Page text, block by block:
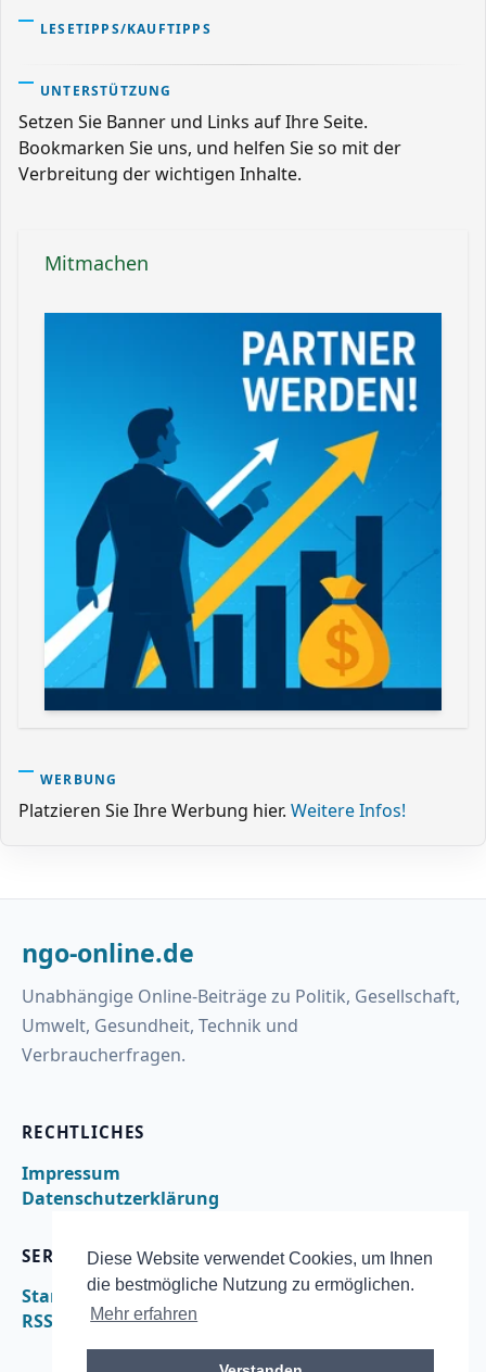
Diese Website verwendet Cookies, um Ihnen
die bestmögliche Nutzung zu ermöglichen.
Mehr erfahren
LESETIPPS/KAUFTIPPS
UNTERSTÜTZUNG
Setzen Sie Banner und Links auf Ihre Seite.
Bookmarken Sie uns, und helfen Sie so mit der
Verbreitung der wichtigen Inhalte.
Mitmachen
WERBUNG
Platzieren Sie Ihre Werbung hier. Weitere Infos!
ngo-online.de
Unabhängige Online-Beiträge zu Politik, Gesellschaft,
Umwelt, Gesundheit, Technik und
Verbraucherfragen.
RECHTLICHES
Impressum
Datenschutzerklärung
SERVICE
Startseite
RSS